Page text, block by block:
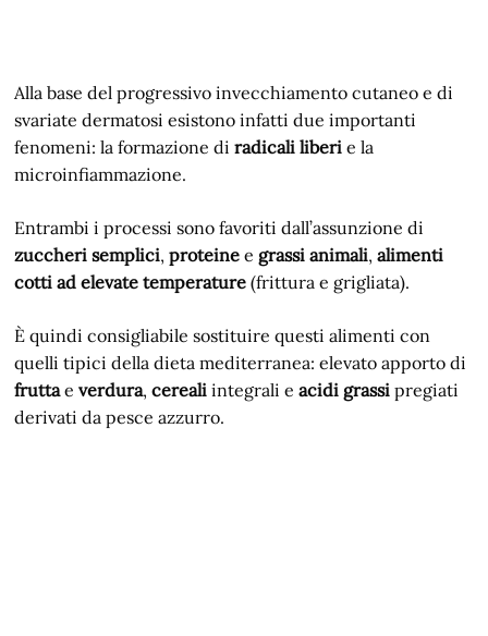
Alla base del progressivo invecchiamento cutaneo e di
svariate dermatosi esistono infatti due importanti
fenomeni: la formazione diradicali liberi e la
microinfiammazione.
Entrambi i processi sono favoriti dall’assunzione di
zuccheri semplici,proteine e grassi animali,alimenti
cotti ad elevate temperature (frittura e grigliata).
È quindi consigliabile sostituire questi alimenti con
quelli tipici della dieta mediterranea: elevato apporto di
fruttaeverdura,cereali integrali eacidi grassi pregiati
derivati da pesce azzurro.